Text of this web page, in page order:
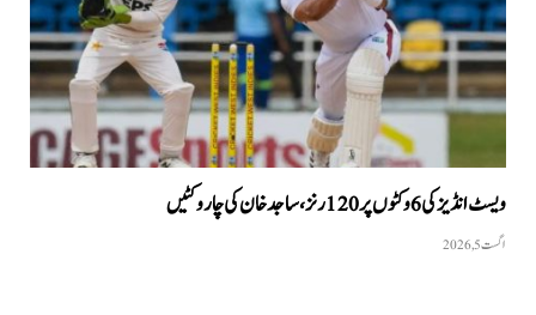
ویسٹ انڈیز کی 6 وکٹوں پر 120 رنز، ساجد خان کی چار وکٹیں
اگست 5, 2026